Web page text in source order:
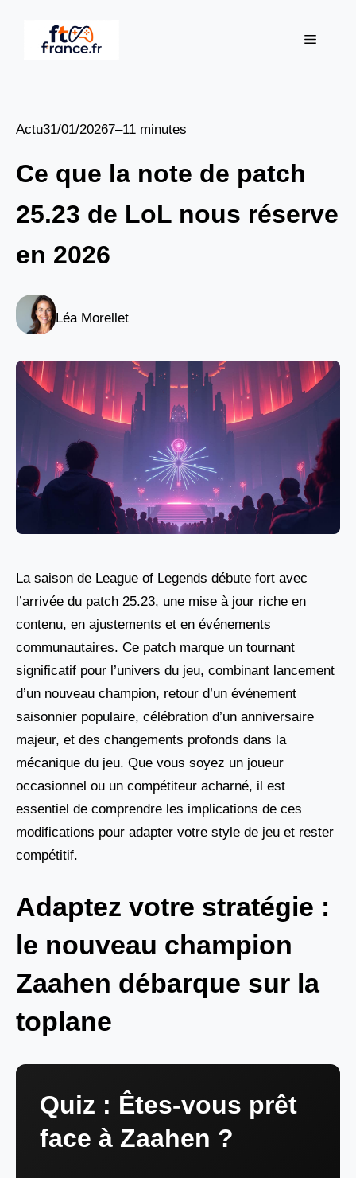
contenu
Menu
Actu31/01/20267–11 minutes
Ce que la note de patch
25.23 de LoL nous réserve
en 2026
Léa Morellet
La saison de League of Legends débute fort avec
l’arrivée du patch 25.23, une mise à jour riche en
contenu, en ajustements et en événements
communautaires. Ce patch marque un tournant
significatif pour l’univers du jeu, combinant lancement
d’un nouveau champion, retour d’un événement
saisonnier populaire, célébration d’un anniversaire
majeur, et des changements profonds dans la
mécanique du jeu. Que vous soyez un joueur
occasionnel ou un compétiteur acharné, il est
essentiel de comprendre les implications de ces
modifications pour adapter votre style de jeu et rester
compétitif.
Adaptez votre stratégie :
le nouveau champion
Zaahen débarque sur la
toplane
Quiz : Êtes-vous prêt
face à Zaahen ?